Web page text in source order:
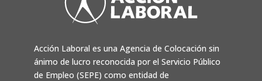
Acción Laboral es una Agencia de Colocación sin
ánimo de lucro reconocida por el Servicio Público
de Empleo (SEPE) como entidad de